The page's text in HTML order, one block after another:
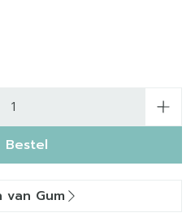
Bestel
Gum